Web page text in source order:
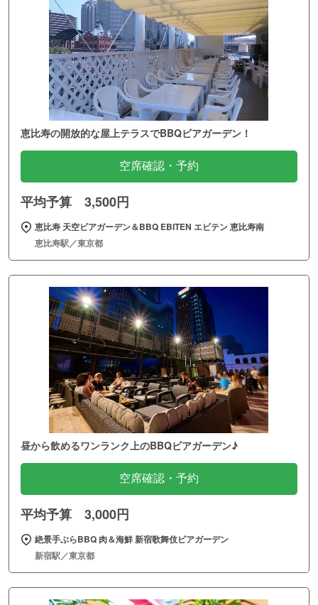
恵比寿の開放的な屋上テラスでBBQビアガーデン！
空席確認・予約
平均予算 3,500円
恵比寿 天空ビアガーデン＆BBQ EBITEN エビテン 恵比寿南
恵比寿駅／東京都
昼から飲めるワンランク上のBBQビアガーデン♪
空席確認・予約
平均予算 3,000円
絶景手ぶらBBQ 肉＆海鮮 新宿歌舞伎ビアガーデン
新宿駅／東京都